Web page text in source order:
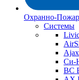
Охранно-
Системы
Ajax
Си-
ВС